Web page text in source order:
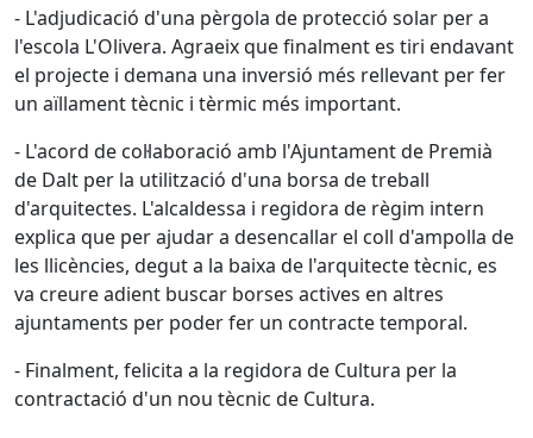
- L'adjudicació d'una pèrgola de protecció solar per a
l'escola L'Olivera. Agraeix que finalment es tiri endavant
el projecte i demana una inversió més rellevant per fer
un aïllament tècnic i tèrmic més important.
- L'acord de col·laboració amb l'Ajuntament de Premià
de Dalt per la utilització d'una borsa de treball
d'arquitectes. L'alcaldessa i regidora de règim intern
explica que per ajudar a desencallar el coll d'ampolla de
les llicències, degut a la baixa de l'arquitecte tècnic, es
va creure adient buscar borses actives en altres
ajuntaments per poder fer un contracte temporal.
- Finalment, felicita a la regidora de Cultura per la
contractació d'un nou tècnic de Cultura.